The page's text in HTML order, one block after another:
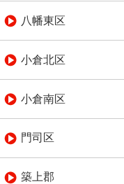
八幡東区
小倉北区
小倉南区
門司区
築上郡